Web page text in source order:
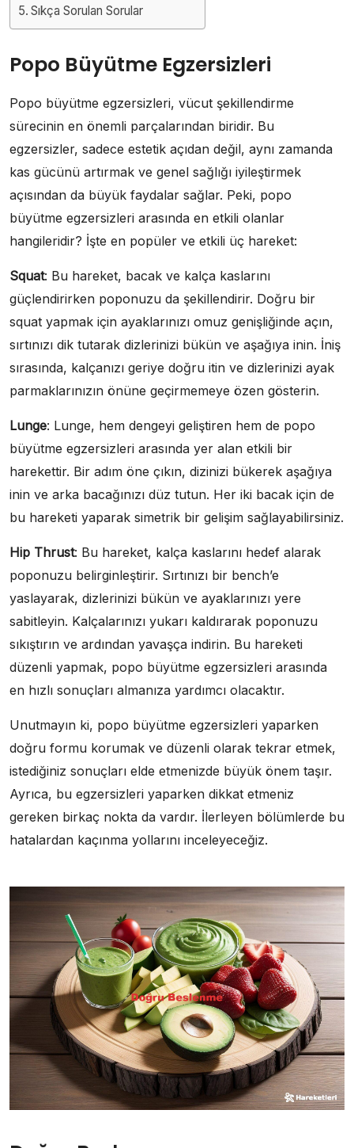
Sıkça Sorulan Sorular
Popo Büyütme Egzersizleri
Popo büyütme egzersizleri, vücut şekillendirme
sürecinin en önemli parçalarından biridir. Bu
egzersizler, sadece estetik açıdan değil, aynı zamanda
kas gücünü artırmak ve genel sağlığı iyileştirmek
açısından da büyük faydalar sağlar. Peki, popo
büyütme egzersizleri arasında en etkili olanlar
hangileridir? İşte en popüler ve etkili üç hareket:
Squat: Bu hareket, bacak ve kalça kaslarını
güçlendirirken poponuzu da şekillendirir. Doğru bir
squat yapmak için ayaklarınızı omuz genişliğinde açın,
sırtınızı dik tutarak dizlerinizi bükün ve aşağıya inin. İniş
sırasında, kalçanızı geriye doğru itin ve dizlerinizi ayak
parmaklarınızın önüne geçirmemeye özen gösterin.
Lunge: Lunge, hem dengeyi geliştiren hem de popo
büyütme egzersizleri arasında yer alan etkili bir
harekettir. Bir adım öne çıkın, dizinizi bükerek aşağıya
inin ve arka bacağınızı düz tutun. Her iki bacak için de
bu hareketi yaparak simetrik bir gelişim sağlayabilirsiniz.
Hip Thrust: Bu hareket, kalça kaslarını hedef alarak
poponuzu belirginleştirir. Sırtınızı bir bench’e
yaslayarak, dizlerinizi bükün ve ayaklarınızı yere
sabitleyin. Kalçalarınızı yukarı kaldırarak poponuzu
sıkıştırın ve ardından yavaşça indirin. Bu hareketi
düzenli yapmak, popo büyütme egzersizleri arasında
en hızlı sonuçları almanıza yardımcı olacaktır.
Unutmayın ki, popo büyütme egzersizleri yaparken
doğru formu korumak ve düzenli olarak tekrar etmek,
istediğiniz sonuçları elde etmenizde büyük önem taşır.
Ayrıca, bu egzersizleri yaparken dikkat etmeniz
gereken birkaç nokta da vardır. İlerleyen bölümlerde bu
hatalardan kaçınma yollarını inceleyeceğiz.